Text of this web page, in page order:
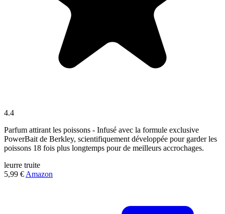
4.4
Parfum attirant les poissons - Infusé avec la formule exclusive
PowerBait de Berkley, scientifiquement développée pour garder les
poissons 18 fois plus longtemps pour de meilleurs accrochages.
leurre truite
5,99 € Amazon